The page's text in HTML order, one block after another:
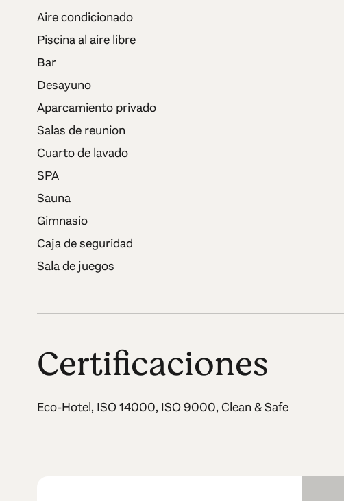
Aire condicionado
Piscina al aire libre
Bar
Desayuno
Aparcamiento privado
Salas de reunion
Cuarto de lavado
SPA
Sauna
Gimnasio
Caja de seguridad
Sala de juegos
Certificaciones
Eco-Hotel, ISO 14000, ISO 9000, Clean & Safe